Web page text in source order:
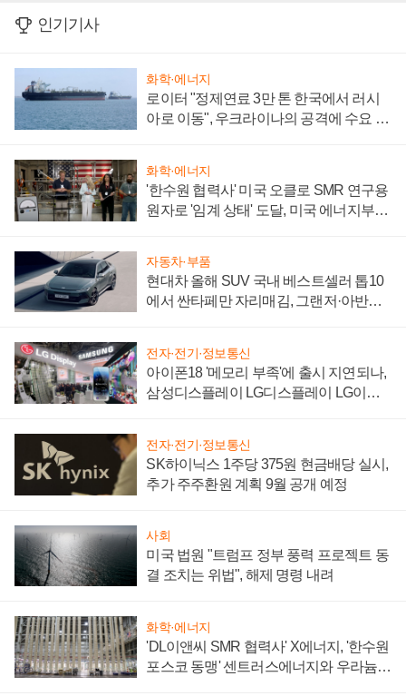
인기기사
화학·에너지
로이터 "정제연료 3만 톤 한국에서 러시
아로 이동", 우크라이나의 공격에 수요 늘
화학·에너지
'한수원 협력사' 미국 오클로 SMR 연구용
원자로 '임계 상태' 도달, 미국 에너지부
자동차·부품
현대차 올해 SUV 국내 베스트셀러 톱10
에서 싼타페만 자리매김, 그랜저·아반떼
전자·전기·정보통신
아이폰18 '메모리 부족'에 출시 지연되나,
삼성디스플레이 LG디스플레이 LG이노
전자·전기·정보통신
SK하이닉스 1주당 375원 현금배당 실시,
추가 주주환원 계획 9월 공개 예정
사회
미국 법원 "트럼프 정부 풍력 프로젝트 동
결 조치는 위법", 해제 명령 내려
화학·에너지
'DL이앤씨 SMR 협력사' X에너지, '한수원
포스코 동맹' 센트러스에너지와 우라늄